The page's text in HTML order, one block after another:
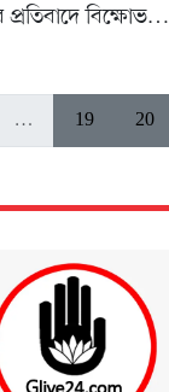
বিক্ষোভ…
… 19 20